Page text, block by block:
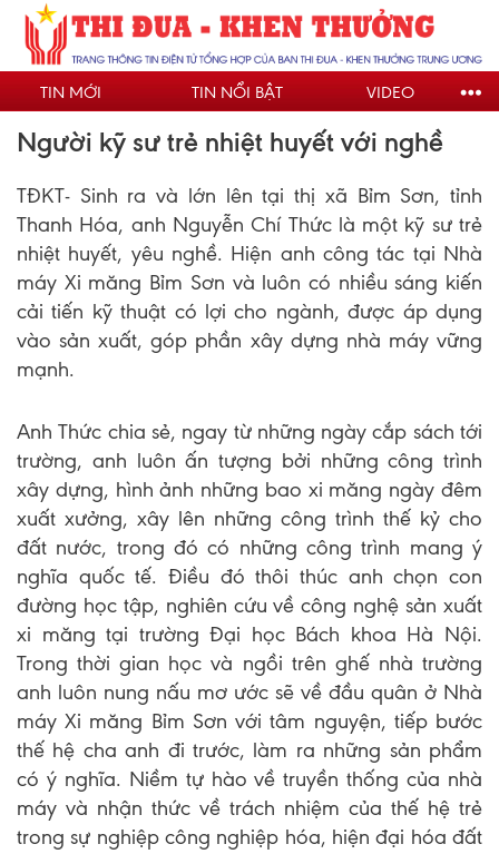
Nhảy
đến
nội
dungTIN MỚI TIN NỔI BẬT VIDEO
Người kỹ sư trẻ nhiệt huyết với nghề
TĐKT- Sinh ra và lớn lên tại thị xã Bỉm Sơn, tỉnh
Thanh Hóa, anh Nguyễn Chí Thức là một kỹ sư trẻ
nhiệt huyết, yêu nghề. Hiện anh công tác tại Nhà
máy Xi măng Bỉm Sơn và luôn có nhiều sáng kiến
cải tiến kỹ thuật có lợi cho ngành, được áp dụng
vào sản xuất, góp phần xây dựng nhà máy vững
mạnh.
Anh Thức chia sẻ, ngay từ những ngày cắp sách tới
trường, anh luôn ấn tượng bởi những công trình
xây dựng, hình ảnh những bao xi măng ngày đêm
xuất xưởng, xây lên những công trình thế kỷ cho
đất nước, trong đó có những công trình mang ý
nghĩa quốc tế. Điều đó thôi thúc anh chọn con
đường học tập, nghiên cứu về công nghệ sản xuất
xi măng tại trường Đại học Bách khoa Hà Nội.
Trong thời gian học và ngồi trên ghế nhà trường
anh luôn nung nấu mơ ước sẽ về đầu quân ở Nhà
máy Xi măng Bỉm Sơn với tâm nguyện, tiếp bước
thế hệ cha anh đi trước, làm ra những sản phẩm
có ý nghĩa. Niềm tự hào về truyền thống của nhà
máy và nhận thức về trách nhiệm của thế hệ trẻ
trong sự nghiệp công nghiệp hóa, hiện đại hóa đất